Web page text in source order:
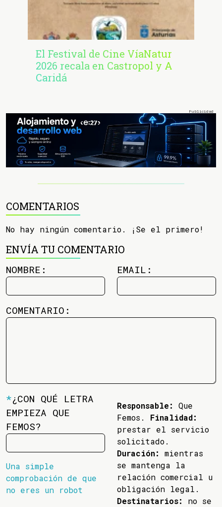
El Festival de Cine VíaNatur
2026 recala en Castropol y A
Caridá
COMENTARIOS
No hay ningún comentario. ¡Se el primero!
ENVÍA TU COMENTARIO
NOMBRE: EMAIL:
COMENTARIO:
*¿CON QUÉ LETRA
EMPIEZA QUE
FEMOS?
Una simple
comprobación de que
no eres un robot
Responsable:
Que
Femos. Finalidad:
prestar el servicio
solicitado.
Duración:
mientras
se mantenga la
relación comercial u
obligación legal.
Destinatarios:
no se